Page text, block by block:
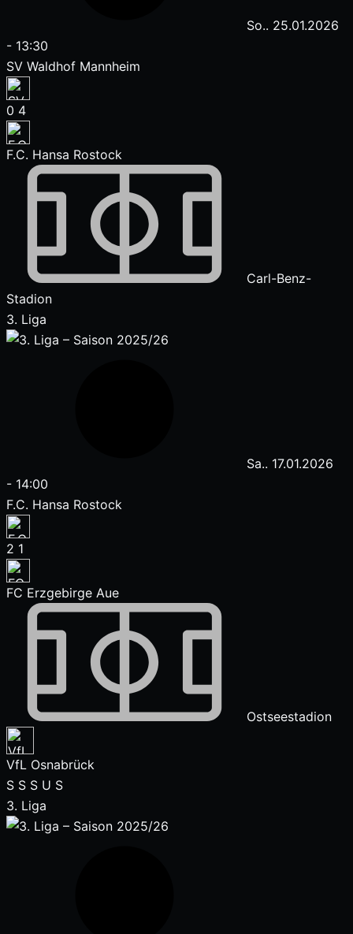
So.. 25.01.2026
- 13:30
SV Waldhof Mannheim
0 4
F.C. Hansa Rostock
Carl-Benz-
Stadion
3. Liga
Sa.. 17.01.2026
- 14:00
F.C. Hansa Rostock
2 1
FC Erzgebirge Aue
Ostseestadion
VfL Osnabrück
S S S U S
3. Liga